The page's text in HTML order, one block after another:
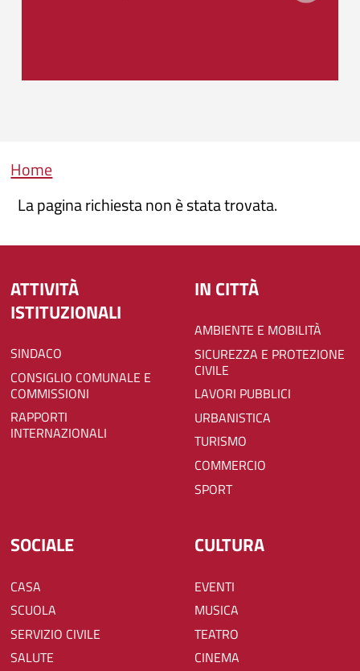
Briciole di pane
Home
La pagina richiesta non è stata trovata.
ATTIVITÀ
ISTITUZIONALI
SINDACO
CONSIGLIO COMUNALE E
COMMISSIONI
RAPPORTI
INTERNAZIONALI
IN CITTÀ
AMBIENTE E MOBILITÀ
SICUREZZA E PROTEZIONE
CIVILE
LAVORI PUBBLICI
URBANISTICA
TURISMO
COMMERCIO
SPORT
SOCIALE
CASA
SCUOLA
SERVIZIO CIVILE
SALUTE
CULTURA
EVENTI
MUSICA
TEATRO
CINEMA